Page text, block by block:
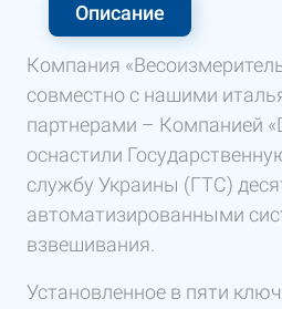
Описание
Компания
совместно с нашими
партнерами – Компанией
оснастили
службу Украины (ГТС)
автоматизированными
взвешивания.
Установленное в пяти